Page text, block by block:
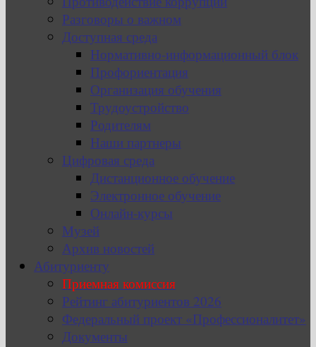
Разговоры о важном
Доступная среда
Нормативно-информационный блок
Профориентация
Организация обучения
Трудоустройство
Родителям
Наши партнеры
Цифровая среда
Дистанционное обучение
Электронное обучение
Онлайн-курсы
Музей
Архив новостей
Абитуриенту
Приемная комиссия
Рейтинг абитуриентов 2026
Федеральный проект «Профессионалитет»
Документы